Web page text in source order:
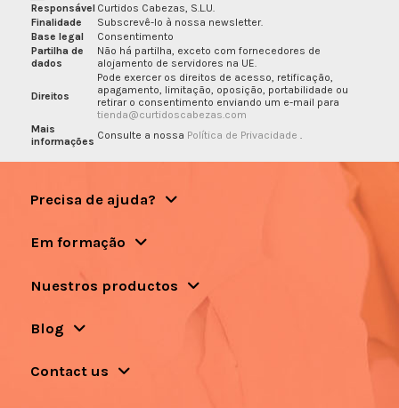
Responsável Curtidos Cabezas, S.L.U.
Finalidade
Subscrevê-lo à nossa newsletter.
Base legal
Consentimento
Partilha de
dados
Não há partilha, exceto com fornecedores de
alojamento de servidores na UE.
Direitos
Pode exercer os direitos de acesso, retificação,
apagamento, limitação, oposição, portabilidade ou
retirar o consentimento enviando um e-mail para
tienda@curtidoscabezas.com
Mais
informações Consulte a nossa Política de Privacidade
Precisa de ajuda?
Em formação
Nuestros productos
Blog
Contact us